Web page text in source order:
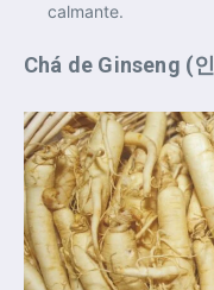
calmante.
Chá de Ginseng (